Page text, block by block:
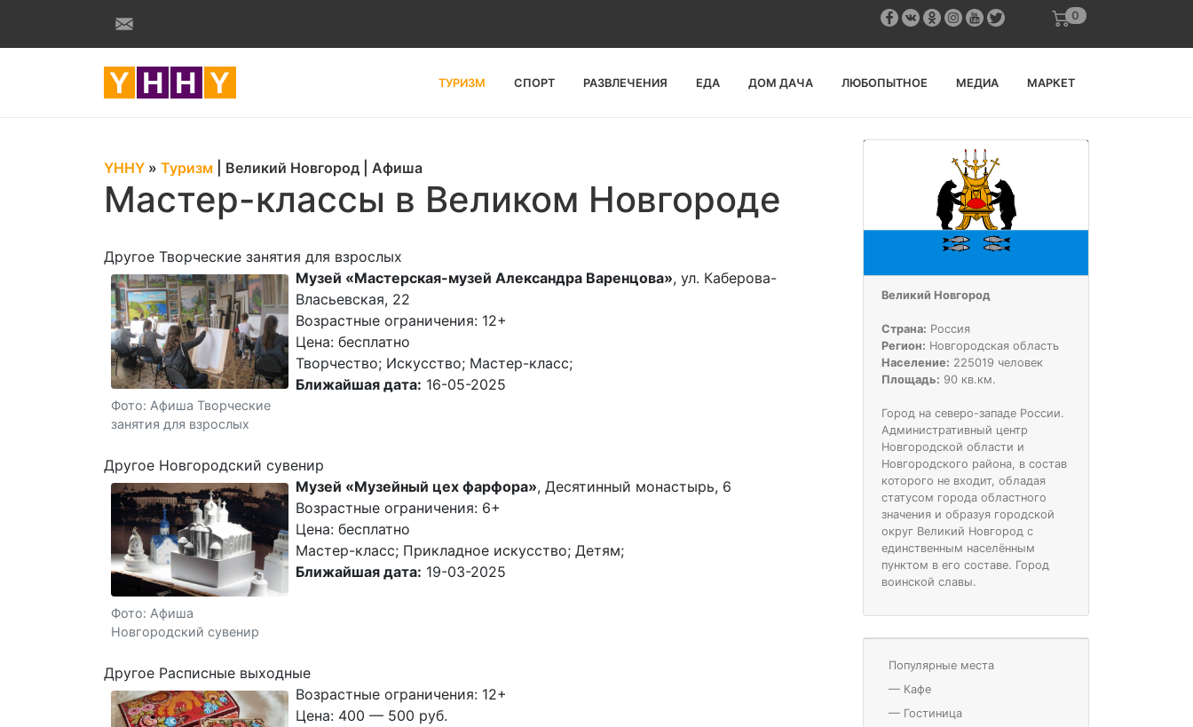
0
ТУРИЗМ СПОРТ РАЗВЛЕЧЕНИЯ ЕДА ДОМ ДАЧА ЛЮБОПЫТНОЕ МЕДИА МАРКЕТ
YHHY » Туризм Великий Новгород Афиша
Мастер-классы в Великом Новгороде
Другое Творческие занятия для взрослых
Фото: Афиша Творческие
занятия для взрослых
Музей «Мастерская-музей Александра Варенцова», ул. Каберова-
Власьевская, 22
Возрастные ограничения: 12+
Цена: бесплатно
Творчество; Искусство; Мастер-класс;
Ближайшая дата: 16-05-2025
Другое Новгородский сувенир
Фото: Афиша
Новгородский сувенир
Музей «Музейный цех фарфора», Десятинный монастырь, 6
Возрастные ограничения: 6+
Цена: бесплатно
Мастер-класс; Прикладное искусство; Детям;
Ближайшая дата: 19-03-2025
Другое Расписные выходные
Возрастные ограничения: 12+
Цена: 400 — 500 руб.
Великий Новгород
Страна: Россия
Регион: Новгородская область
Население: 225019 человек
Площадь: 90 кв.км.
Город на северо-западе России.
Административный центр
Новгородской области и
Новгородского района, в состав
которого не входит, обладая
статусом города областного
значения и образуя городской
округ Великий Новгород c
единственным населённым
пунктом в его составе. Город
воинской славы.
Популярные места
— Кафе
— Гостиница